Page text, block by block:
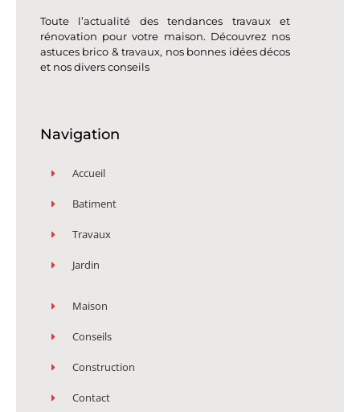
Toute l’actualité des tendances travaux et
rénovation pour votre maison. Découvrez nos
astuces brico & travaux, nos bonnes idées décos
et nos divers conseils
Navigation
Accueil
Batiment
Travaux
Jardin
Maison
Conseils
Construction
Contact